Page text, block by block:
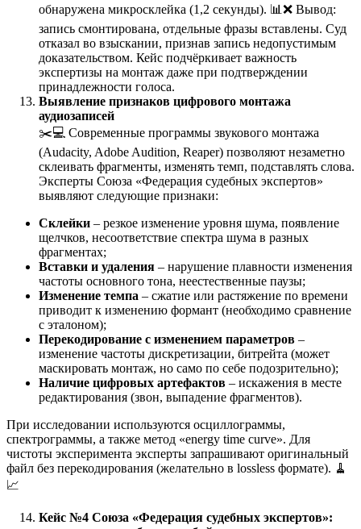
обнаружена микросклейка (1,2 секунды). 📊❌ Вывод:
запись смонтирована, отдельные фразы вставлены. Суд
отказал во взыскании, признав запись недопустимым
доказательством. Кейс подчёркивает важность
экспертизы на монтаж даже при подтверждении
принадлежности голоса.
Выявление признаков цифрового монтажа
аудиозаписей
✂️💻 Современные программы звукового монтажа
(Audacity, Adobe Audition, Reaper) позволяют незаметно
склеивать фрагменты, изменять темп, подставлять слова.
Эксперты Союза «Федерация судебных экспертов»
выявляют следующие признаки:
Склейки – резкое изменение уровня шума, появление
щелчков, несоответствие спектра шума в разных
фрагментах;
Вставки и удаления – нарушение плавности изменения
частоты основного тона, неестественные паузы;
Изменение темпа – сжатие или растяжение по времени
приводит к изменению формант (необходимо сравнение
с эталоном);
Перекодирование с изменением параметров –
изменение частоты дискретизации, битрейта (может
маскировать монтаж, но само по себе подозрительно);
Наличие цифровых артефактов – искажения в месте
редактирования (звон, выпадение фрагментов).
При исследовании используются осциллограммы,
спектрограммы, а также метод «energy time curve». Для
чистоты эксперимента эксперты запрашивают оригинальный
файл без перекодирования (желательно в lossless формате). 🧹
📈
Кейс №4 Союза «Федерация судебных экспертов»: